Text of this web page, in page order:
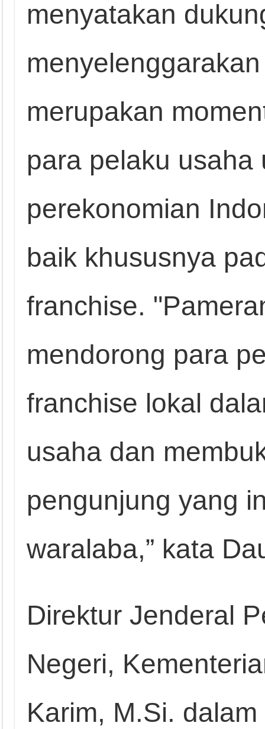
menyatakan
merupakan
para pelaku
perekonomian
baik khususnya
franchise.
mendorong para
franchise lokal
usaha dan
pengunjung yang
waralaba,” kata
Direktur Jenderal
Negeri,
Karim, M.Si.